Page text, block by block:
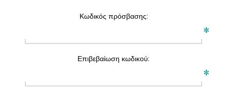
Κωδικός πρόσβασης:
*
Επιβεβαίωση κωδικού:
*